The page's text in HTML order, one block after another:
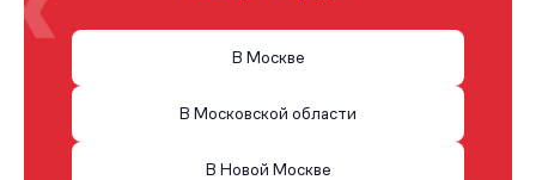
В Москве
В Московской области
В Новой Москве